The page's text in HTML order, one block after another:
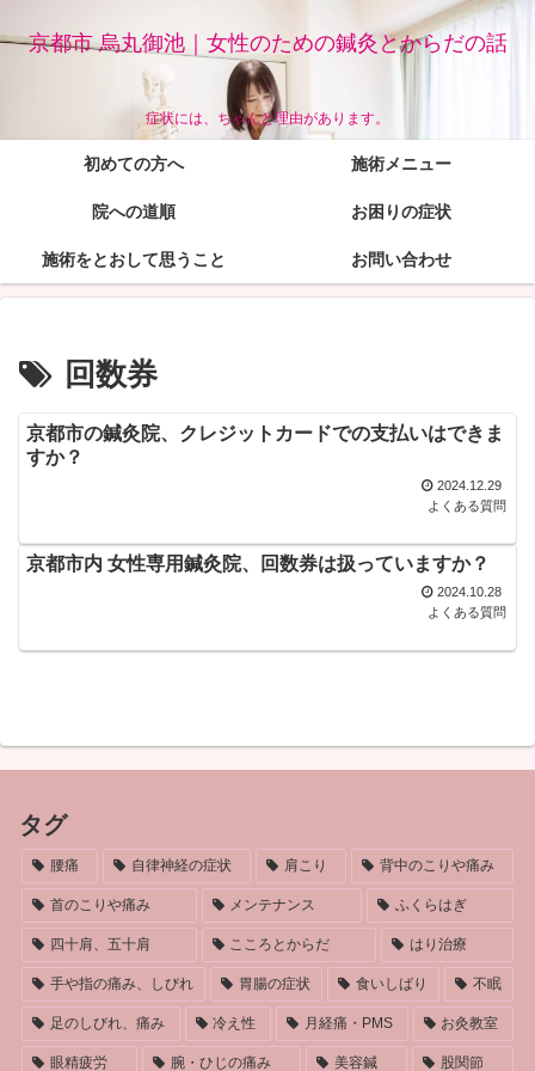
京都市 烏丸御池｜女性のための鍼灸とからだの話
症状には、ちゃんと理由があります。
初めての方へ 施術メニュー
院への道順 お困りの症状
施術をとおして思うこと お問い合わせ
回数券
京都市の鍼灸院、クレジットカードでの支払いはできま
すか？
2024.12.29
よくある質問
京都市内 女性専用鍼灸院、回数券は扱っていますか？
2024.10.28
よくある質問
タグ
腰痛 自律神経の症状 肩こり 背中のこりや痛み
首のこりや痛み メンテナンス ふくらはぎ
四十肩、五十肩 こころとからだ はり治療
手や指の痛み、しびれ 胃腸の症状 食いしばり 不眠
足のしびれ、痛み 冷え性 月経痛・PMS お灸教室
眼精疲労 腕・ひじの痛み 美容鍼 股関節